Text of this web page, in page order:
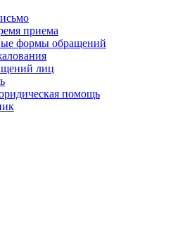
приема
формы обращений
лиц
помощь